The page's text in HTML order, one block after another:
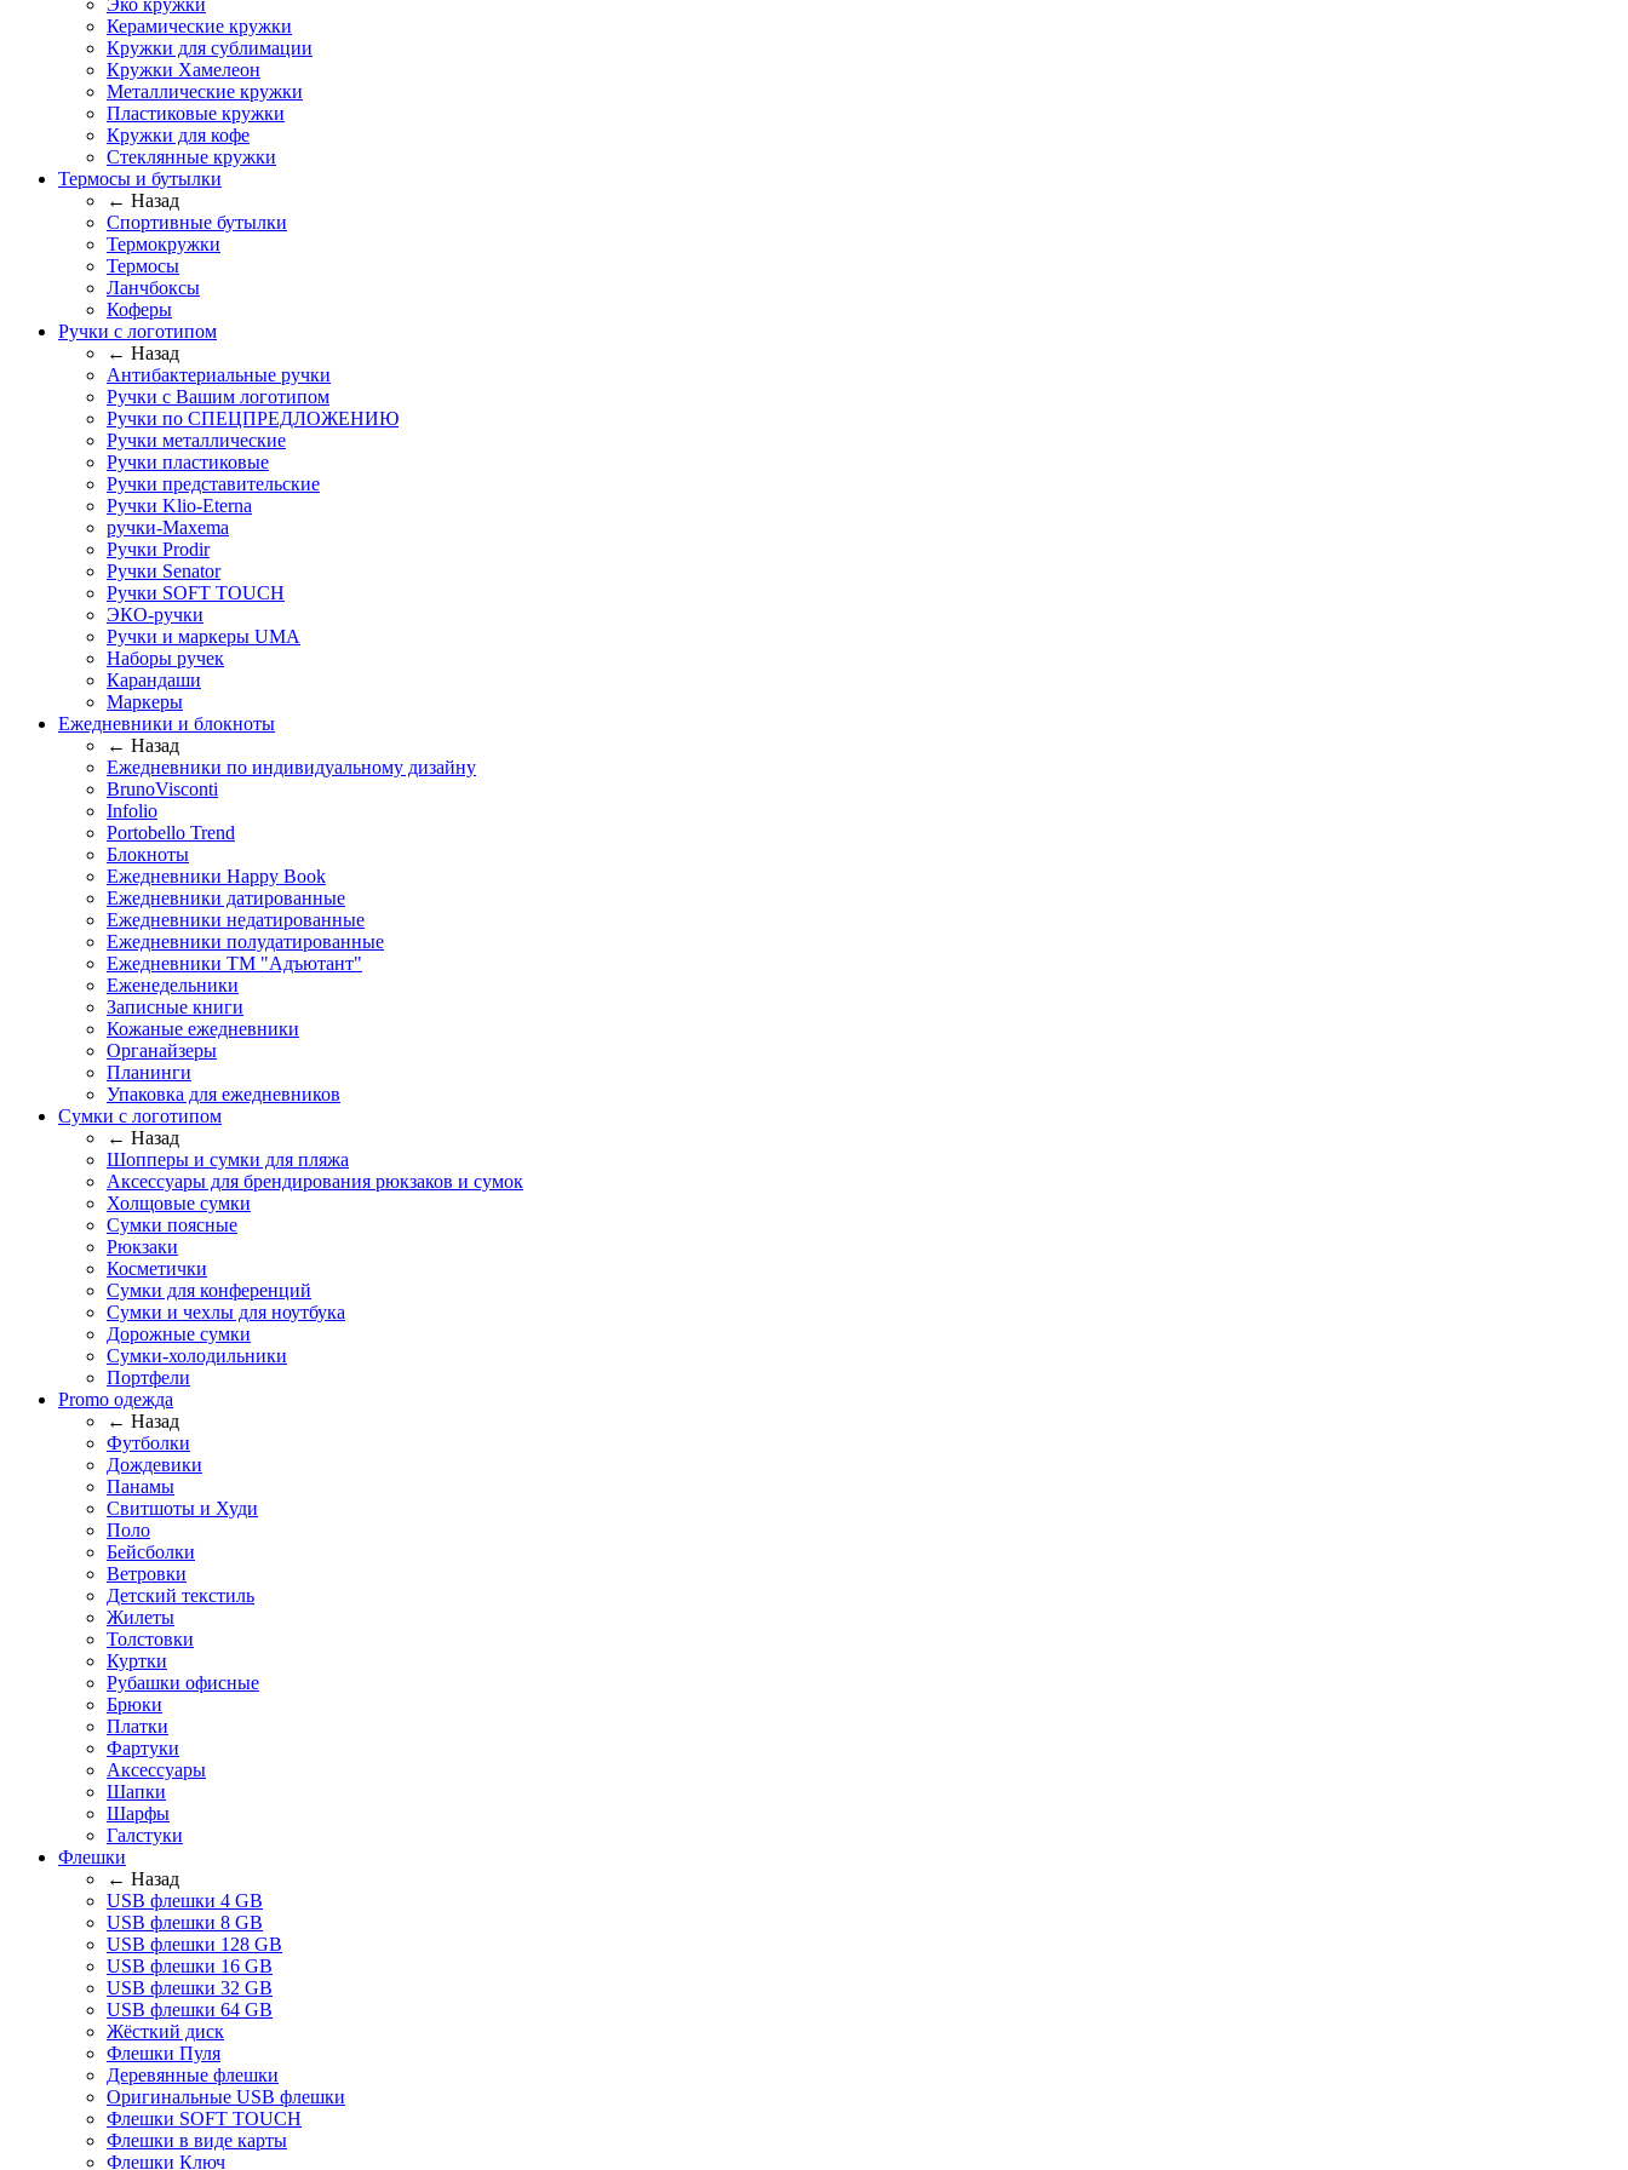
Керамические кружки
Кружки для сублимации
Кружки Хамелеон
Металлические кружки
Пластиковые кружки
Кружки для кофе
Стеклянные кружки
Термосы и бутылки
← Назад
Спортивные бутылки
Термокружки
Термосы
Ланчбоксы
Коферы
Ручки с логотипом
← Назад
Антибактериальные ручки
Ручки с Вашим логотипом
Ручки по СПЕЦПРЕДЛОЖЕНИЮ
Ручки металлические
Ручки пластиковые
Ручки представительские
Ручки Klio-Eterna
ручки-Maxema
Ручки Prodir
Ручки Senator
Ручки SOFT TOUCH
ЭКО-ручки
Ручки и маркеры UMA
Наборы ручек
Карандаши
Маркеры
Ежедневники и блокноты
← Назад
Ежедневники по индивидуальному дизайну
BrunoVisconti
Infolio
Portobello Trend
Блокноты
Ежедневники Happy Book
Ежедневники датированные
Ежедневники недатированные
Ежедневники полудатированные
Ежедневники ТМ "Адъютант"
Еженедельники
Записные книги
Кожаные ежедневники
Органайзеры
Планинги
Упаковка для ежедневников
Сумки с логотипом
← Назад
Шопперы и сумки для пляжа
Аксессуары для брендирования рюкзаков и сумок
Холщовые сумки
Сумки поясные
Рюкзаки
Косметички
Сумки для конференций
Сумки и чехлы для ноутбука
Дорожные сумки
Сумки-холодильники
Портфели
Promo одежда
← Назад
Футболки
Дождевики
Панамы
Свитшоты и Худи
Поло
Бейсболки
Ветровки
Детский текстиль
Жилеты
Толстовки
Куртки
Рубашки офисные
Брюки
Платки
Фартуки
Аксессуары
Шапки
Шарфы
Галстуки
Флешки
← Назад
USB флешки 4 GB
USB флешки 8 GB
USB флешки 128 GB
USB флешки 16 GB
USB флешки 32 GB
USB флешки 64 GB
Жёсткий диск
Флешки Пуля
Деревянные флешки
Оригинальные USB флешки
Флешки SOFT TOUCH
Флешки в виде карты
Флешки Ключ